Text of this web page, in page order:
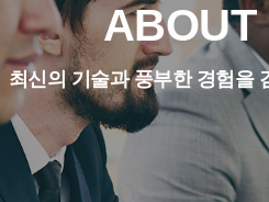
ABOUT
최신의 기술과 풍부한 경험을